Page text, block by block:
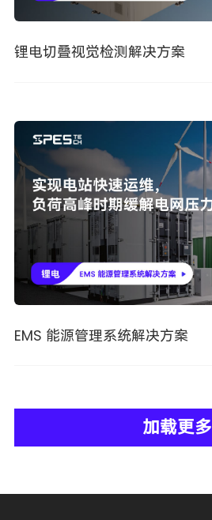
锂电切叠视觉检测解决方案
EMS 能源管理系统解决方案
加载更多